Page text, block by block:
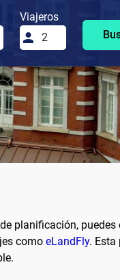
Viajeros
planificación, puedes
como eLandFly. Esta